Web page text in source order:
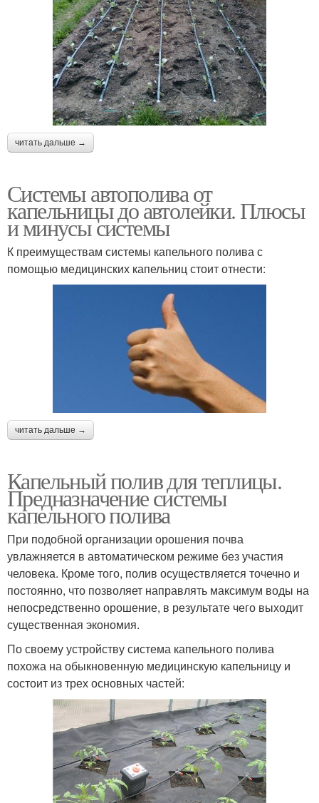
читать дальше →
Системы автополива от
капельницы до автолейки. Плюсы
и минусы системы
К преимуществам системы капельного полива с
помощью медицинских капельниц стоит отнести:
читать дальше →
Капельный полив для теплицы.
Предназначение системы
капельного полива
При подобной организации орошения почва
увлажняется в автоматическом режиме без участия
человека. Кроме того, полив осуществляется точечно и
постоянно, что позволяет направлять максимум воды на
непосредственно орошение, в результате чего выходит
существенная экономия.
По своему устройству система капельного полива
похожа на обыкновенную медицинскую капельницу и
состоит из трех основных частей: